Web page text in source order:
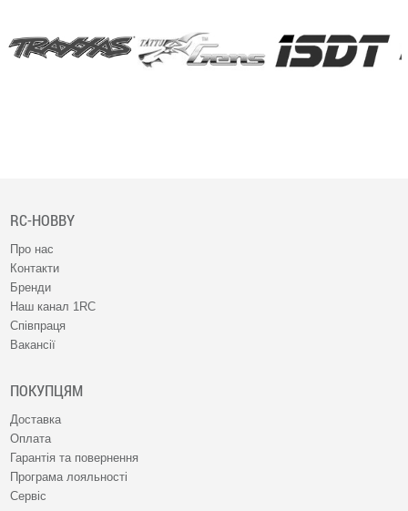
RC-HOBBY
Про нас
Контакти
Бренди
Наш канал 1RC
Співпраця
Вакансії
ПОКУПЦЯМ
Доставка
Оплата
Гарантія та повернення
Програма лояльності
Сервіс